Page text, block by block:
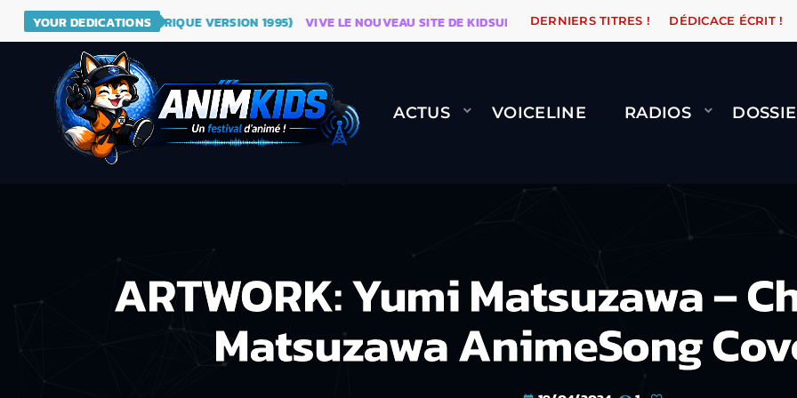
YOUR DEDICATIONS
BALL (GÉNÉRIQUE VERSION 1995) VIVE LE NOUVEAU SITE DE KIDSUNE WARÉTRO ORANGE ROAD QUI
DERNIERS TITRES ! DÉDICACE ÉCRIT !
ACTUS VOICELINE RADIOS
ARTWORK: Yumi Matsuzawa –
Matsuzawa AnimeSong